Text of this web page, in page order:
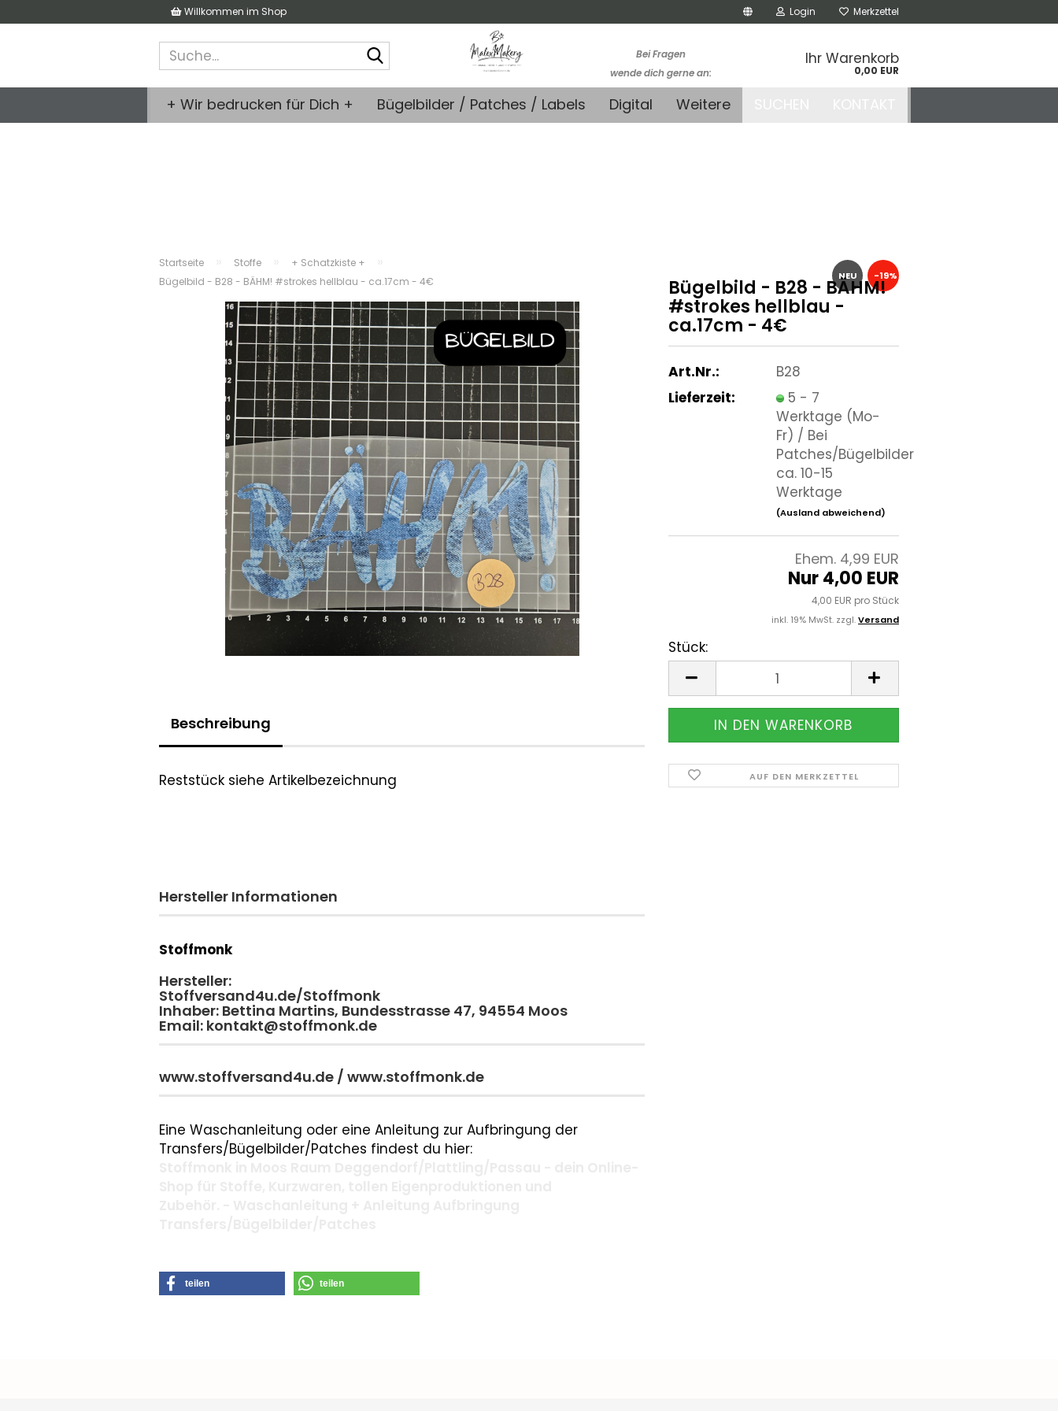
Willkommen im Shop Login Merkzettel
Bei Fragen
wende dich gerne an:
kontakt@stoffmonk.de
-Kein telefonischer
Ihr Warenkorb
0,00 EUR
+ Wir bedrucken für Dich + Bügelbilder / Patches / Labels Digital Weitere
Startseite Stoffe + Schatzkiste +
Bügelbild - B28 - BÄHM! #strokes hellblau - ca.17cm - 4€ NEU -19%
Bügelbild - B28 - BÄHM!
#strokes hellblau -
ca.17cm - 4€
Art.Nr.:
B28
Lieferzeit:
5 - 7
Werktage (Mo-
Fr) / Bei
Patches/Bügelbilder
ca. 10-15
Werktage
(Ausland abweichend)
Ehem. 4,99 EUR
Nur 4,00 EUR
4,00 EUR pro Stück
inkl. 19% MwSt. zzgl.Versand
Stück:
Stück
AUF DEN MERKZETTEL
Beschreibung
Reststück siehe Artikelbezeichnung
Hersteller Informationen
Stoffmonk
Hersteller:
Stoffversand4u.de/Stoffmonk
Inhaber: Bettina Martins, Bundesstrasse 47, 94554 Moos
Email: kontakt@stoffmonk.de
www.stoffversand4u.de / www.stoffmonk.de
Eine Waschanleitung oder eine Anleitung zur Aufbringung der
Transfers/Bügelbilder/Patches findest du hier:
teilen teilen